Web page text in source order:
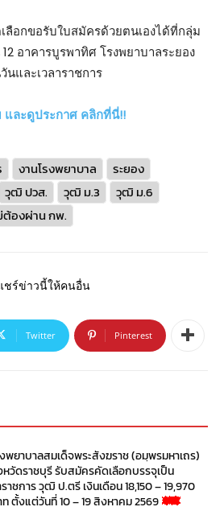
ลือกขอรับใบสมัครด้วยตนเองได้ที่กลุ่ม
อาคารบูรพาทิศ โรงพยาบาลระยอง
และเวลาราชการ
และดูประกาศ คลิกที่นี่!!
งานโรงพยาบาล
ระยอง
วุฒิ ปวส. วุฒิ ม.3
วุฒิ ม.6
ต้องผ่าน กพ.
ชร์ข่าวนี้ให้คนอื่น
Twitter Pinterest
พยาบาลสมเด็จพระสังฆราช (อมฺพรมหาเถร)
หวัดราชบุรี รับสมัครคัดเลือกบรรจุเป็น
าชการ วุฒิ ป.ตรี เงินเดือน 18,150 – 19,970
ตั้งแต่วันที่ 10 – 19 สิงหาคม 2569